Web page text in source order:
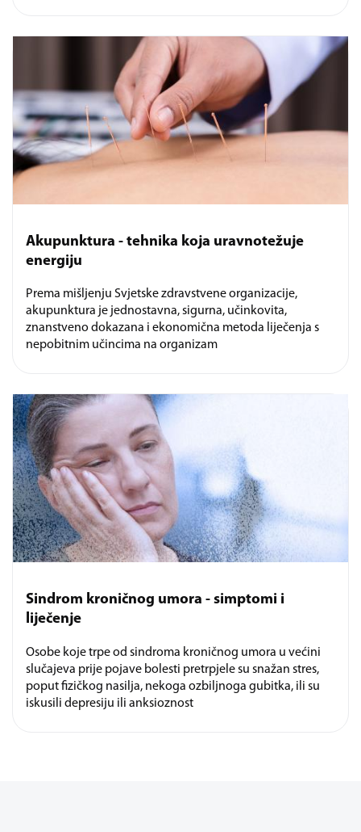
Akupunktura - tehnika koja uravnotežuje
energiju
Prema mišljenju Svjetske zdravstvene organizacije,
akupunktura je jednostavna, sigurna, učinkovita,
znanstveno dokazana i ekonomična metoda liječenja s
nepobitnim učincima na organizam
Sindrom kroničnog umora - simptomi i
liječenje
Osobe koje trpe od sindroma kroničnog umora u većini
slučajeva prije pojave bolesti pretrpjele su snažan stres,
poput fizičkog nasilja, nekoga ozbiljnoga gubitka, ili su
iskusili depresiju ili anksioznost